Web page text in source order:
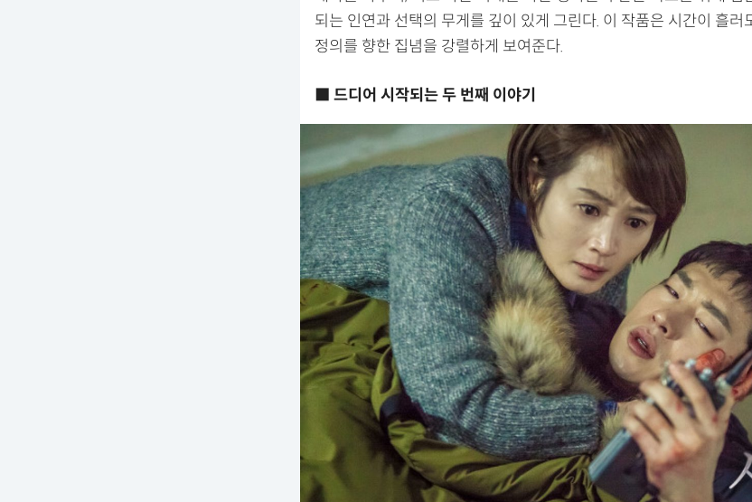
되는 인연과 선택의 무게를 깊이 있게 그린다. 이 작품은 시간이 흘러
정의를 향한 집념을 강렬하게 보여준다.
■ 드디어 시작되는 두 번째 이야기